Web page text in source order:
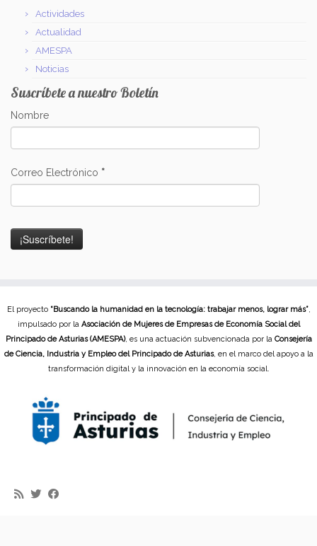
Actividades
Actualidad
AMESPA
Noticias
Suscríbete a nuestro Boletín
Nombre
Correo Electrónico *
El proyecto “Buscando la humanidad en la tecnología: trabajar menos, lograr más”,
impulsado por la Asociación de Mujeres de Empresas de Economía Social del
Principado de Asturias (AMESPA), es una actuación subvencionada por la Consejería
de Ciencia, Industria y Empleo del Principado de Asturias, en el marco del apoyo a la
transformación digital y la innovación en la economía social.